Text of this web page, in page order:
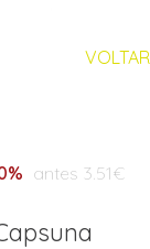
VOLTAR
antes 3.51€